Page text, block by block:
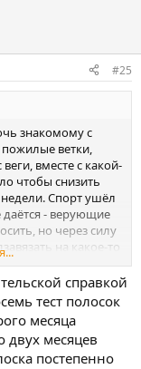
#25
знакомому с
ветки,
вместе с какой-
чтобы снизить
недели. Спорт ушёл
- верующие
но через силу
на какое-то
и много работал,
И цель
пожалуйста
Хотелось бы
а обманывать я
справкой
тест полосок
месяца
двух месяцев
постепенно